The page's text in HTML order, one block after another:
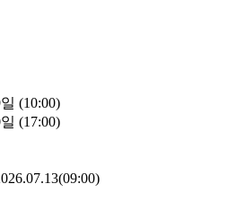
(10:00)
(17:00)
(09:00)